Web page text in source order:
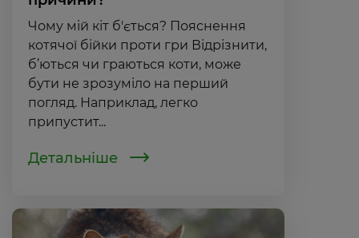
Чому мій кіт б'ється? Пояснення
котячої бійки проти гри Відрізнити,
б’ються чи граються коти, може
бути не зрозуміло на перший
погляд. Наприклад, легко
припустит...
Детальніше